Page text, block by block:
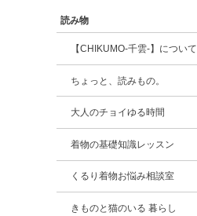
読み物
【CHIKUMO-千雲-】について
ちょっと、読みもの。
大人のチョイゆる時間
着物の基礎知識レッスン
くるり着物お悩み相談室
きものと猫のいる 暮らし